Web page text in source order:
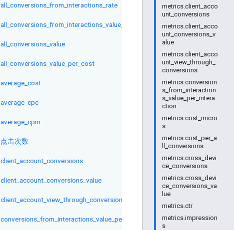
metrics.client_acco
unt_conversions
metrics.client_acco
unt_conversions_v
alue
metrics.client_acco
unt_view_through_
conversions
metrics.conversion
s_from_interaction
s_value_per_intera
ction
metrics.cost_micro
s
metrics.cost_per_a
ll_conversions
metrics.cross_devi
ce_conversions
metrics.cross_devi
ce_conversions_va
lue
metrics.ctr
metrics.impression
s
all_conversions_from_interactions_rate
all_conversions_from_interactions_value_per_interaction
all_conversions_value
all_conversions_value_per_cost
average_cost
average_cpc
average_cpm
点击次数
client_account_conversions
client_account_conversions_value
client_account_view_through_conversions
conversions_from_interactions_value_per_interaction